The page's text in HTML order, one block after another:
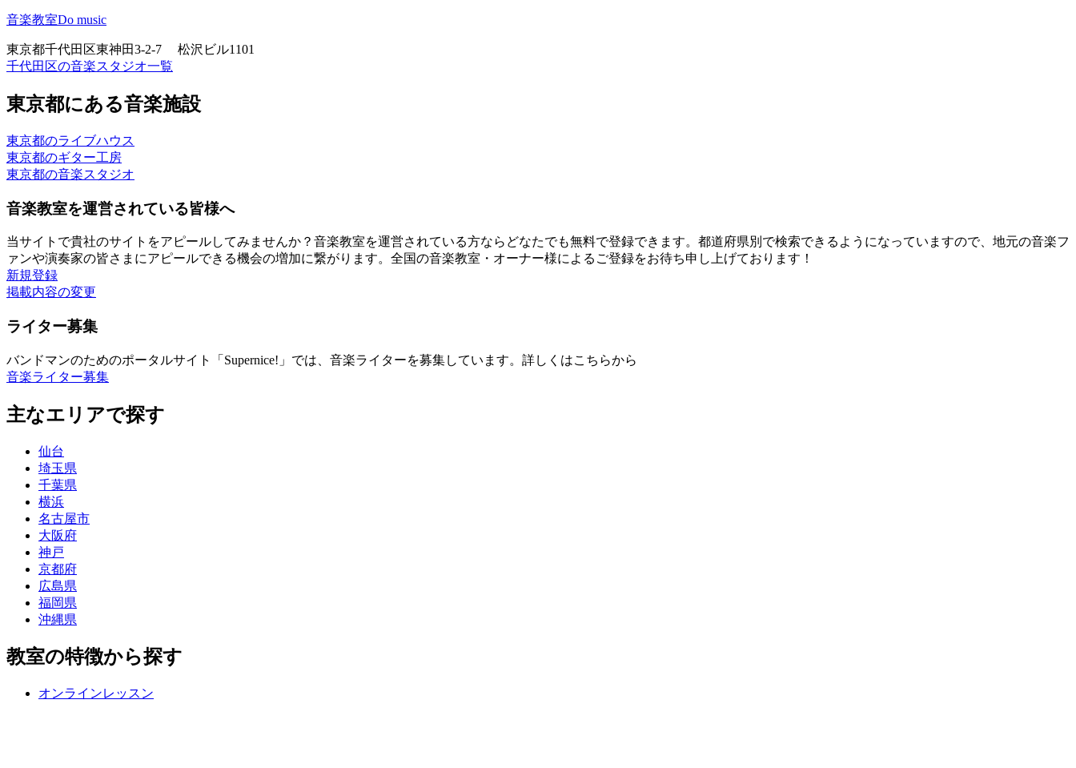
音楽教室Do music
東京都千代田区東神田3-2-7 松沢ビル1101
千代田区の音楽スタジオ一覧
東京都にある音楽施設
東京都のライブハウス
東京都のギター工房
東京都の音楽スタジオ
音楽教室を運営されている皆様へ
当サイトで貴社のサイトをアピールしてみませんか？音楽教室を運営されている方ならどなたでも無料で登録できます。都道府県別で検索できるようになっていますので、地元の音楽フ
ァンや演奏家の皆さまにアピールできる機会の増加に繋がります。全国の音楽教室・オーナー様によるご登録をお待ち申し上げております！
新規登録
掲載内容の変更
ライター募集
バンドマンのためのポータルサイト「Supernice!」では、音楽ライターを募集しています。詳しくはこちらから
音楽ライター募集
主なエリアで探す
仙台
埼玉県
千葉県
横浜
名古屋市
大阪府
神戸
京都府
広島県
福岡県
沖縄県
教室の特徴から探す
オンラインレッスン